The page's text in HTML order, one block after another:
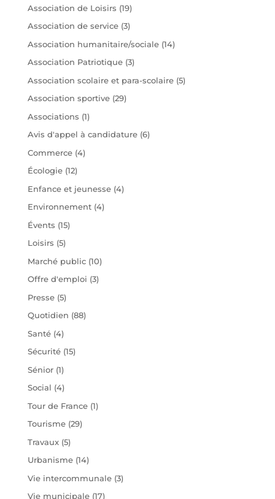
Association de Loisirs (19)
Association de service(3)
Association humanitaire/sociale(14)
Association Patriotique(3)
Association scolaire et para-scolaire(5)
Association sportive(29)
Associations (1)
Avis d'appel à candidature(6)
Commerce(4)
Écologie(12)
Enfance et jeunesse(4)
Environnement(4)
Évents (15)
Loisirs (5)
Marché public(10)
Offre d'emploi (3)
Presse(5)
Quotidien (88)
Santé(4)
Sécurité(15)
Sénior(1)
Social (4)
Tour de France(1)
Tourisme(29)
Travaux(5)
Urbanisme(14)
Vie intercommunale(3)
Vie municipale(17)